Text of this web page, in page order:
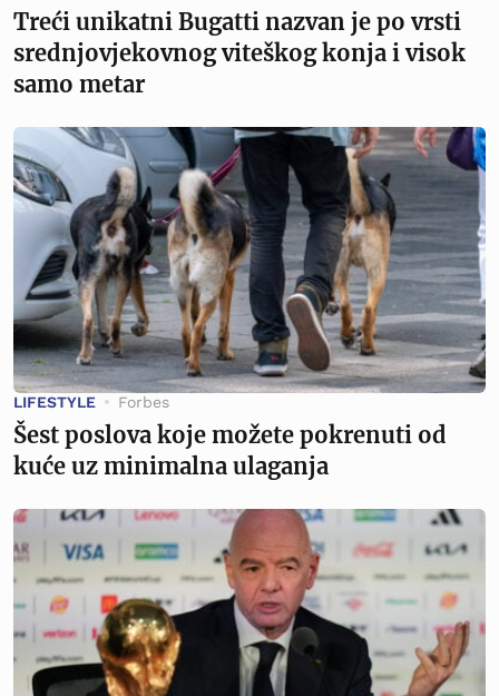
Treći unikatni Bugatti nazvan je po vrsti
srednjovjekovnog viteškog konja i visok
samo metar
LIFESTYLE Forbes
Šest poslova koje možete pokrenuti od
kuće uz minimalna ulaganja